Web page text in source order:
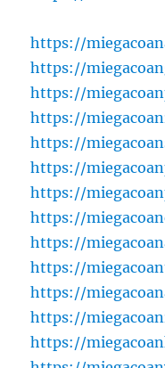
https://
https://
https://
https://
https://
https://
https://
https://
https://
https://
https://
https://
https://